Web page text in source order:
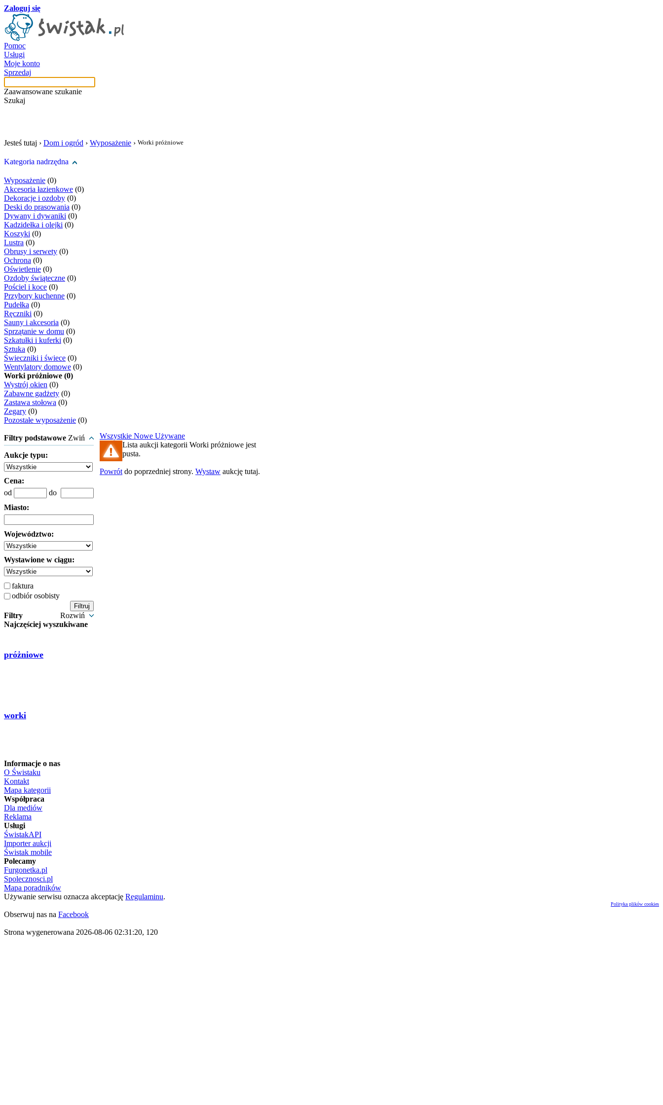
Zaloguj się
Pomoc
Usługi
Moje konto
Sprzedaj
Zaawansowane szukanie
Szukaj
Jesteś tutaj › Dom i ogród › Wyposażenie › Worki próżniowe
Kategoria nadrzędna
Wyposażenie (0)
Akcesoria łazienkowe (0)
Dekoracje i ozdoby (0)
Deski do prasowania (0)
Dywany i dywaniki (0)
Kadzidełka i olejki (0)
Koszyki (0)
Lustra (0)
Obrusy i serwety (0)
Ochrona (0)
Oświetlenie (0)
Ozdoby świąteczne (0)
Pościel i koce (0)
Przybory kuchenne (0)
Pudełka (0)
Ręczniki (0)
Sauny i akcesoria (0)
Sprzątanie w domu (0)
Szkatułki i kuferki (0)
Sztuka (0)
Świeczniki i świece (0)
Wentylatory domowe (0)
Worki próżniowe (0)
Wystrój okien (0)
Zabawne gadżety (0)
Zastawa stołowa (0)
Zegary (0)
Pozostałe wyposażenie (0)
Filtry podstawowe Zwiń
Aukcje typu:
Cena:
od
do
Miasto:
Województwo:
Wystawione w ciągu:
faktura
odbiór osobisty
Filtry
Rozwiń
Najczęściej wyszukiwane
próżniowe
worki
Wszystkie Nowe Używane
Lista aukcji kategorii Worki próżniowe jest
pusta.
Powrót do poprzedniej strony. Wystaw aukcję tutaj.
Informacje o nas
O Świstaku
Kontakt
Mapa kategorii
Współpraca
Dla mediów
Reklama
Usługi
ŚwistakAPI
Importer aukcji
Świstak mobile
Polecamy
Furgonetka.pl
Spolecznosci.pl
Mapa poradników
Używanie serwisu oznacza akceptację Regulaminu.
Polityka plików cookies
Obserwuj nas na Facebook
Strona wygenerowana 2026-08-06 02:31:20, 120